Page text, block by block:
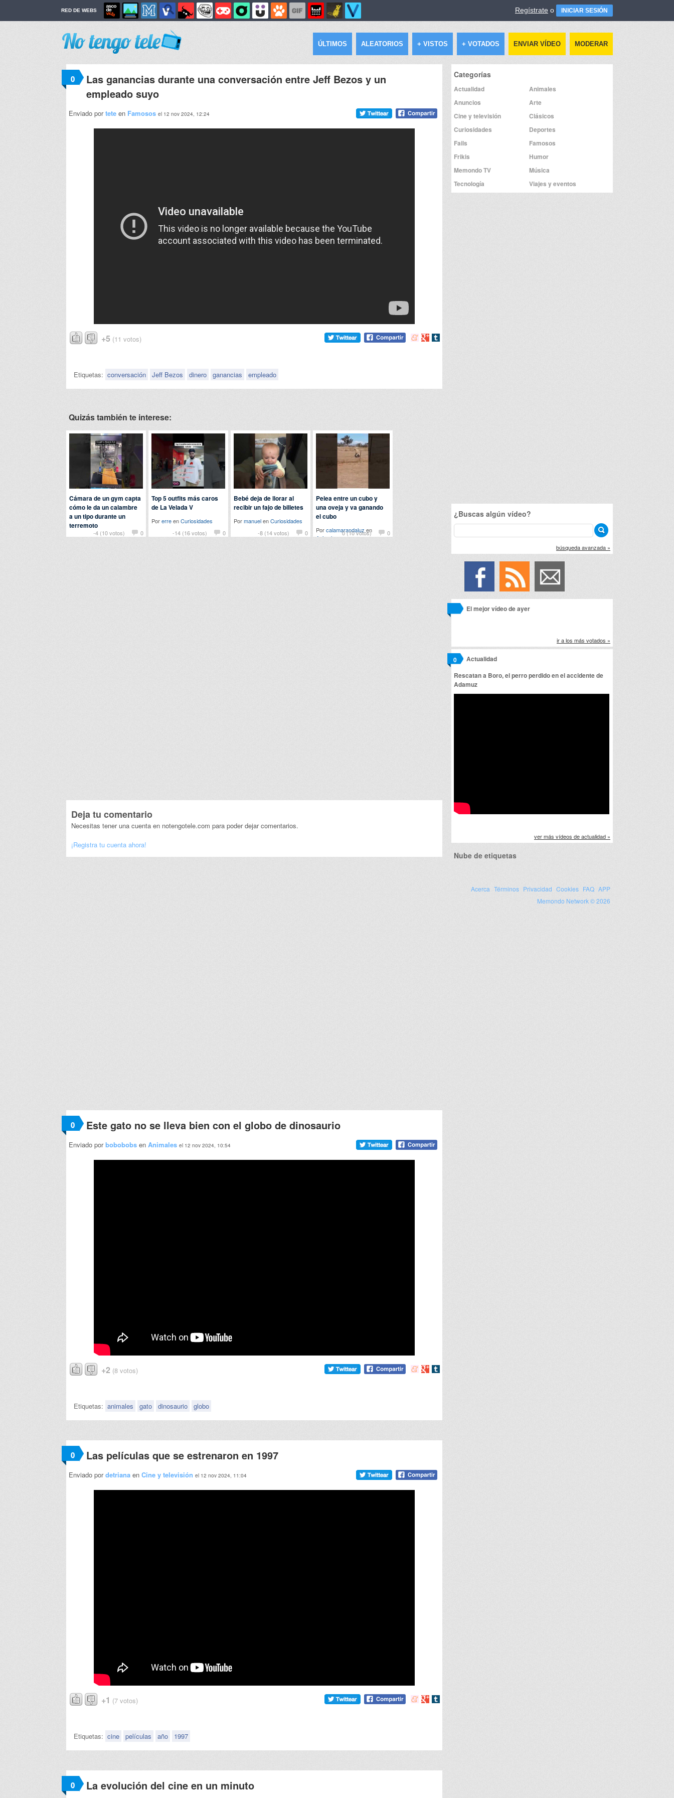
RED DE WEBS Regístrate o INICIAR SESIÓN
ÚLTIMOS ALEATORIOS + VISTOS + VOTADOS ENVIAR VÍDEO MODERAR
0
Las ganancias durante una conversación entre Jeff Bezos y un
empleado suyo
Enviado portete en Famosos el 12 nov 2024, 12:24
+5 (11 votos)
Compartir
Compartir
Compartir
Etiquetas: conversación Jeff Bezos dinero ganancias empleado
Quizás también te interese:
-4 (10 votos) 0
Cámara de un gym capta
cómo le da un calambre
a un tipo durante un
terremoto
PornomedigasenFails
-14 (16 votos) 0
Top 5 outfits más caros
de La Velada V
PorerreenCuriosidades
-8 (14 votos)
0
Bebé deja de llorar al
recibir un fajo de billetes
PormanuelenCuriosidades
0 (10 votos)
0
Pelea entre un cubo y
una oveja y va ganando
el cubo
Porcalamarandaluz en
Animales
Deja tu comentario
Necesitas tener una cuenta en notengotele.com para poder dejar comentarios.
¡Registra tu cuenta ahora!
0 Este gato no se lleva bien con el globo de dinosaurio
Enviado porbobobobs en Animales el 12 nov 2024, 10:54
+2 (8 votos)
Compartir
Compartir
Compartir
Etiquetas: animales gato dinosaurio globo
0 Las películas que se estrenaron en 1997
Enviado pordetriana en Cine y televisión el 12 nov 2024, 11:04
+1 (7 votos)
Compartir
Compartir
Compartir
Etiquetas: cine películas año 1997
0 La evolución del cine en un minuto
Categorías
Actualidad
Animales
Anuncios
Arte
Cine y televisión
Clásicos
Curiosidades
Deportes
Fails
Famosos
Frikis
Humor
Memondo TV
Música
Tecnología
Viajes y eventos
¿Buscas algún vídeo?
búsqueda avanzada »
El mejor vídeo de ayer
ir a los más votados »
Actualidad
0
Rescatan a Boro, el perro perdido en el accidente de
Adamuz
ver más vídeos de actualidad »
Nube de etiquetas
Acerca Términos Privacidad Cookies FAQ APP
Memondo Network © 2026